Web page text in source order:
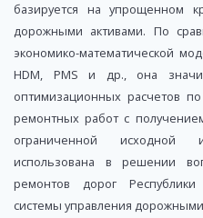
базируется на упрощенном
дорожными активами. По
экономико-математической
HDM, PMS и др., она
оптимизационных расчетов
ремонтных работ с
ограниченной
использована в решении
ремонтов дорог
системы управления